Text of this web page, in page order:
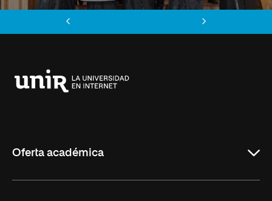
Oferta académica